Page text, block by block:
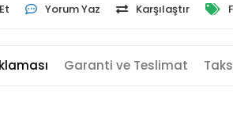
Yorum Yaz Karşılaştır
Garanti ve Teslimat